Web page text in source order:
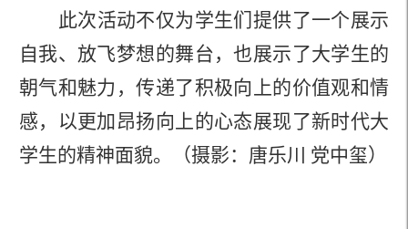
此次活动不仅为学生们提供了一个展示
自我、放飞梦想的舞台，也展示了大学生的
朝气和魅力，传递了积极向上的价值观和情
感，以更加昂扬向上的心态展现了新时代大
学生的精神面貌。
（摄影：唐乐川 党中玺）